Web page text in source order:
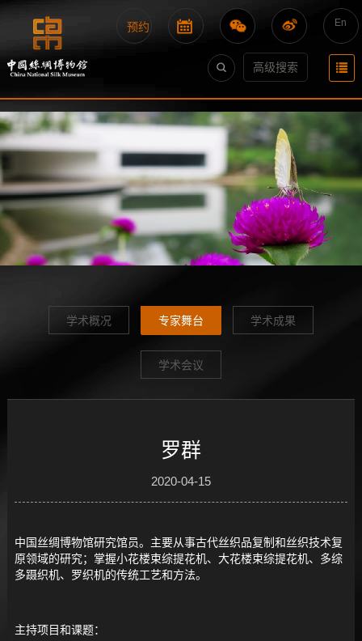
En
预约
高级搜索
学术概况 专家舞台 学术成果
学术会议
罗群
2020-04-15
中国丝绸博物馆研究馆员。主要从事古代丝织品复制和丝织技术复
原领域的研究；掌握小花楼束综提花机、大花楼束综提花机、多综
多蹑织机、罗织机的传统工艺和方法。
主持项目和课题：